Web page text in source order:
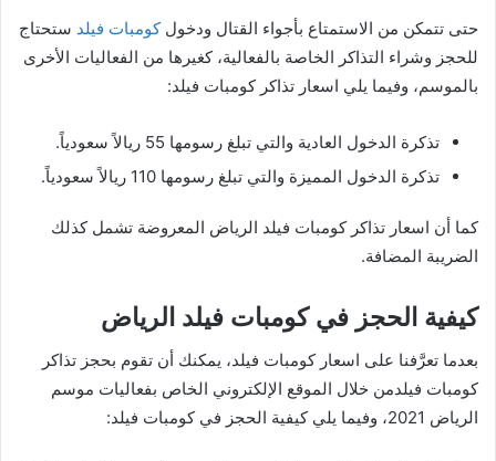
حتى تتمكن من الاستمتاع بأجواء القتال ودخولكومبات فيلد ستحتاج
للحجز وشراء التذاكر الخاصة بالفعالية، كغيرها من الفعاليات الأخرى
بالموسم، وفيما يلي اسعار تذاكر كومبات فيلد:
تذكرة الدخول العادية والتي تبلغ رسومها 55 ريالاً سعودياً.
تذكرة الدخول المميزة والتي تبلغ رسومها 110 ريالاً سعودياً.
كما أن اسعار تذاكر كومبات فيلد الرياض المعروضة تشمل كذلك
الضريبة المضافة.
كيفية الحجز في كومبات فيلد الرياض
بعدما تعرَّفنا على اسعار كومبات فيلد، يمكنك أن تقوم بحجز تذاكر
كومبات فيلدمن خلال الموقع الإلكتروني الخاص بفعاليات موسم
الرياض 2021، وفيما يلي كيفية الحجز في كومبات فيلد: